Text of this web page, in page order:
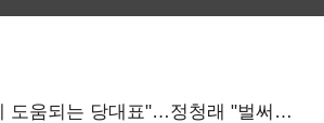
도움되는 당대표"…정청래 "벌써